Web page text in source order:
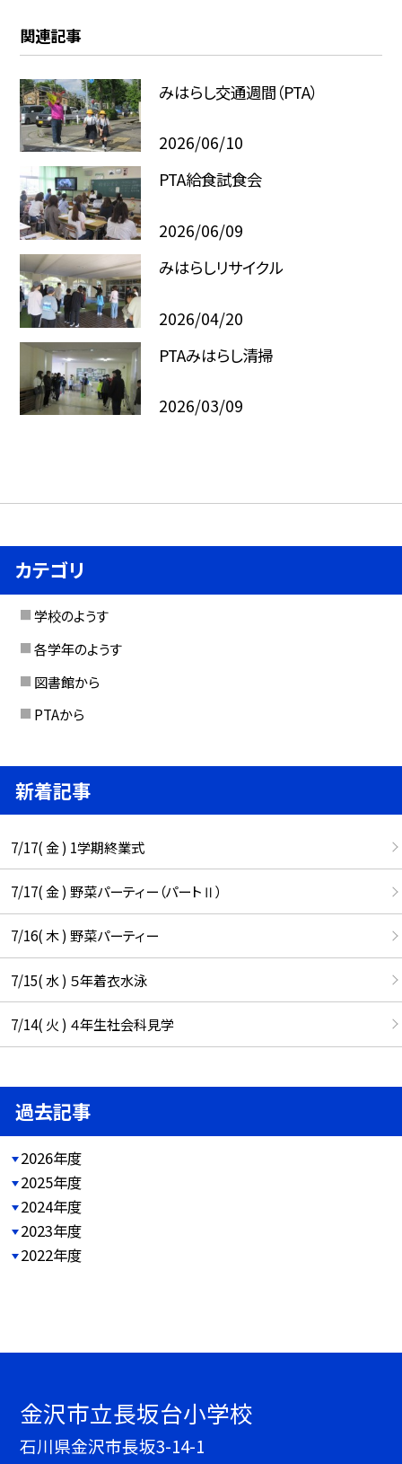
関連記事
みはらし交通週間（PTA）
2026/06/10
PTA給食試食会
2026/06/09
みはらしリサイクル
2026/04/20
PTAみはらし清掃
2026/03/09
カテゴリ
学校のようす
各学年のようす
図書館から
PTAから
新着記事
7/17( 金 ) 1学期終業式
7/17( 金 ) 野菜パーティー（パートⅡ）
7/16( 木 ) 野菜パーティー
7/15( 水 ) ５年着衣水泳
7/14( 火 ) ４年生社会科見学
過去記事
2026年度
2025年度
2024年度
2023年度
2022年度
金沢市立長坂台小学校
石川県金沢市長坂3-14-1